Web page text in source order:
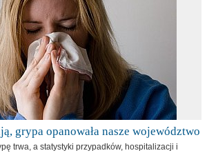
grypa opanowała nasze województwo
trwa, a statystyki przypadków, hospitalizacji i